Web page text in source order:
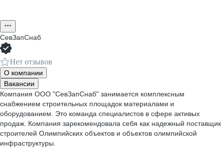
CевЗапСнаб
Нет отзывов
О компании
Вакансии
Компания ООО "СевЗапСнаб" занимается комплексным
снабжением строительных площадок материалами и
оборудованием. Это команда специалистов в сфере активых
продаж. Компания зарекомендовала себя как надежный поставщик
строителей Олимпийских объектов и объектов олимпийской
инфраструктуры.